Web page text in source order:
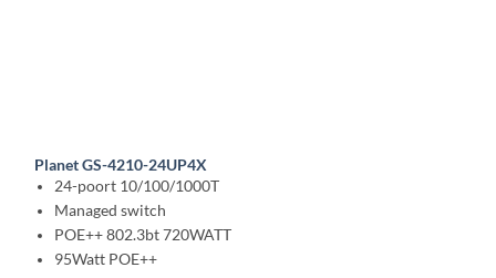
Planet GS-4210-24UP4X
24-poort 10/100/1000T
Managed switch
POE++ 802.3bt 720WATT
95Watt POE++